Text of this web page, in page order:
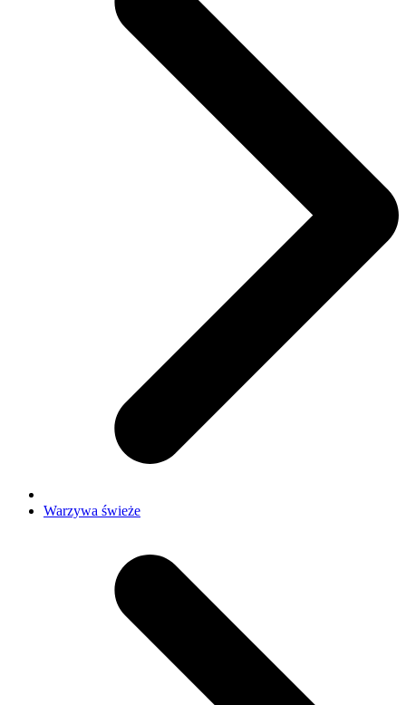
Warzywa świeże